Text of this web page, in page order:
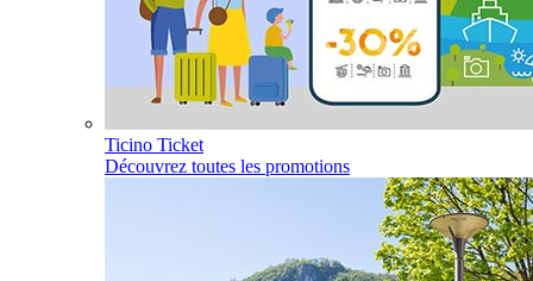
Ticino Ticket
Découvrez toutes les promotions